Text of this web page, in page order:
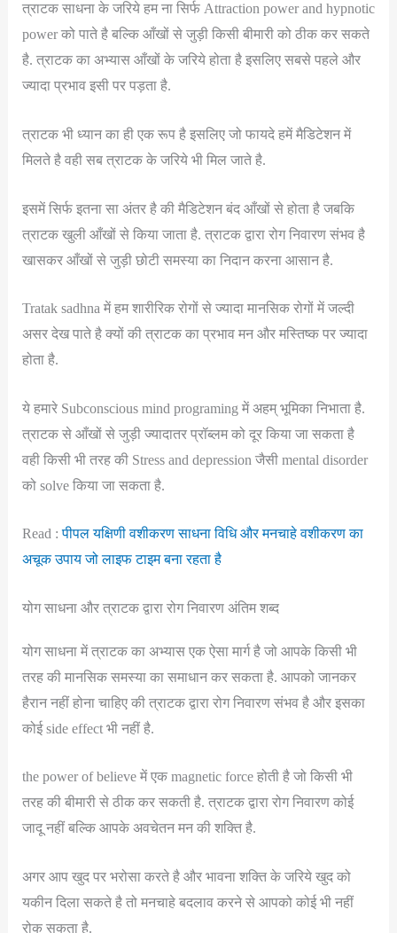
त्राटक साधना के जरिये हम ना सिर्फ Attraction power and hypnotic
power को पाते है बल्कि आँखों से जुड़ी किसी बीमारी को ठीक कर सकते
है. त्राटक का अभ्यास आँखों के जरिये होता है इसलिए सबसे पहले और
ज्यादा प्रभाव इसी पर पड़ता है.
त्राटक भी ध्यान का ही एक रूप है इसलिए जो फायदे हमें मैडिटेशन में
मिलते है वही सब त्राटक के जरिये भी मिल जाते है.
इसमें सिर्फ इतना सा अंतर है की मैडिटेशन बंद आँखों से होता है जबकि
त्राटक खुली आँखों से किया जाता है. त्राटक द्वारा रोग निवारण संभव है
खासकर आँखों से जुड़ी छोटी समस्या का निदान करना आसान है.
Tratak sadhna में हम शारीरिक रोगों से ज्यादा मानसिक रोगों में जल्दी
असर देख पाते है क्यों की त्राटक का प्रभाव मन और मस्तिष्क पर ज्यादा
होता है.
ये हमारे Subconscious mind programing में अहम् भूमिका निभाता है.
त्राटक से आँखों से जुड़ी ज्यादातर प्रॉब्लम को दूर किया जा सकता है
वही किसी भी तरह की Stress and depression जैसी mental disorder
को solve किया जा सकता है.
Read :पीपल यक्षिणी वशीकरण साधना विधि और मनचाहे वशीकरण का
अचूक उपाय जो लाइफ टाइम बना रहता है
योग साधना और त्राटक द्वारा रोग निवारण अंतिम शब्द
योग साधना में त्राटक का अभ्यास एक ऐसा मार्ग है जो आपके किसी भी
तरह की मानसिक समस्या का समाधान कर सकता है. आपको जानकर
हैरान नहीं होना चाहिए की त्राटक द्वारा रोग निवारण संभव है और इसका
कोई side effect भी नहीं है.
the power of believe में एक magnetic force होती है जो किसी भी
तरह की बीमारी से ठीक कर सकती है. त्राटक द्वारा रोग निवारण कोई
जादू नहीं बल्कि आपके अवचेतन मन की शक्ति है.
अगर आप खुद पर भरोसा करते है और भावना शक्ति के जरिये खुद को
यकीन दिला सकते है तो मनचाहे बदलाव करने से आपको कोई भी नहीं
रोक सकता है.